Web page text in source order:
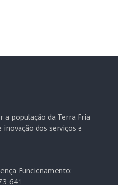
a população da Terra Fria
inovação dos serviços e
Funcionamento:
641